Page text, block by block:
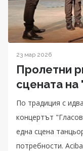
23 мар 2026
Пролетни
сцената на
По традиция с
концертът
една сцена
потребности.